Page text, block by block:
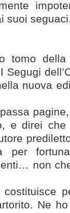
suoi
tomo della
nuova
e direi
per
non
Ne